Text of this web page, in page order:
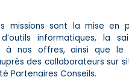
missions sont la mise en
d’outils informatiques, la
à nos offres, ainsi que le
des collaborateurs sur
Partenaires Conseils.